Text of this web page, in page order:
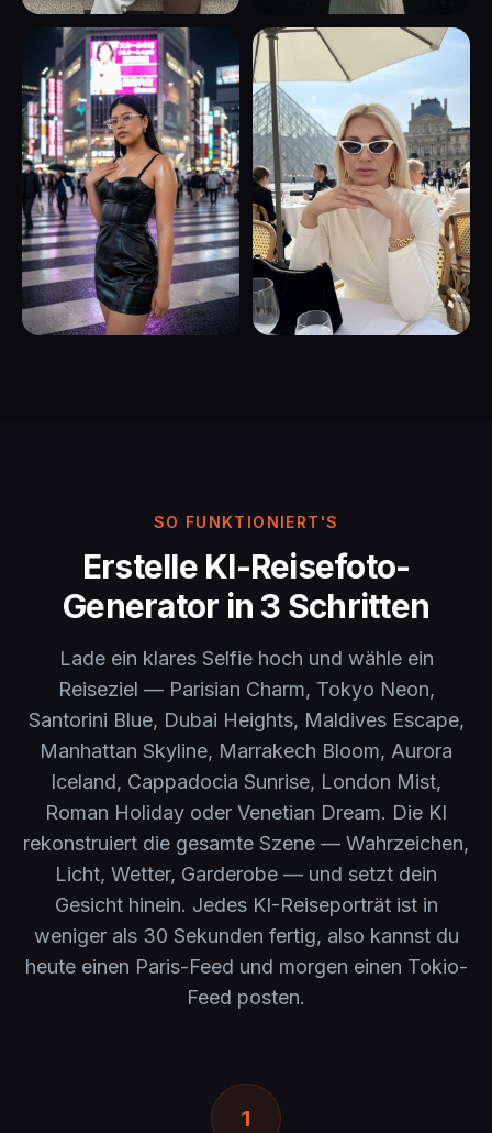
SO FUNKTIONIERT'S
Erstelle KI-Reisefoto-
Generator in 3 Schritten
Lade ein klares Selfie hoch und wähle ein
Reiseziel — Parisian Charm, Tokyo Neon,
Santorini Blue, Dubai Heights, Maldives Escape,
Manhattan Skyline, Marrakech Bloom, Aurora
Iceland, Cappadocia Sunrise, London Mist,
Roman Holiday oder Venetian Dream. Die KI
rekonstruiert die gesamte Szene — Wahrzeichen,
Licht, Wetter, Garderobe — und setzt dein
Gesicht hinein. Jedes KI-Reiseporträt ist in
weniger als 30 Sekunden fertig, also kannst du
heute einen Paris-Feed und morgen einen Tokio-
Feed posten.
1